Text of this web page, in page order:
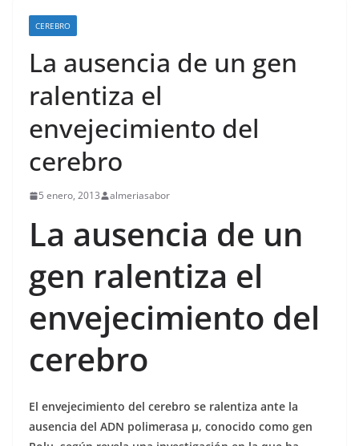
CEREBRO
La ausencia de un gen
ralentiza el
envejecimiento del
cerebro
5 enero, 2013 almeriasabor
La ausencia de un
gen ralentiza el
envejecimiento del
cerebro
El envejecimiento del cerebro se ralentiza ante la
ausencia del ADN polimerasa μ, conocido como gen